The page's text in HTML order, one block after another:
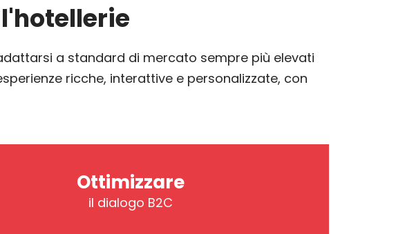
a standard di mercato sempre più elevati
ricche, interattive e personalizzate, con
Ottimizzare
il dialogo B2C